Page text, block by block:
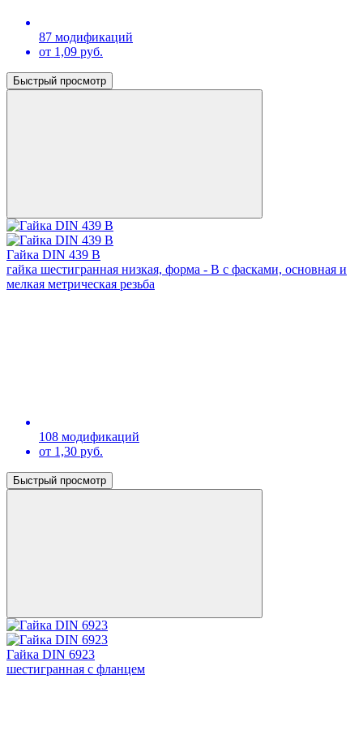
87 модификаций
от 1,09 руб.
Быстрый просмотр
Гайка DIN 439 В
гайка шестигранная низкая, форма - В с фасками, основная и
мелкая метрическая резьба
108 модификаций
от 1,30 руб.
Быстрый просмотр
Гайка DIN 6923
шестигранная с фланцем